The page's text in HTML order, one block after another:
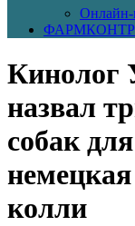
Онлайн-
Кинолог
назвал
собак
колли